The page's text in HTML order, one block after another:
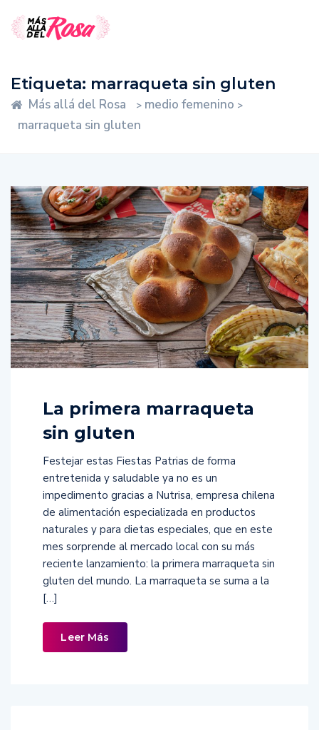
Etiqueta: marraqueta sin gluten
Más allá del Rosa > medio femenino >
marraqueta sin gluten
La primera marraqueta
sin gluten
Festejar estas Fiestas Patrias de forma
entretenida y saludable ya no es un
impedimento gracias a Nutrisa, empresa chilena
de alimentación especializada en productos
naturales y para dietas especiales, que en este
mes sorprende al mercado local con su más
reciente lanzamiento: la primera marraqueta sin
gluten del mundo. La marraqueta se suma a la
[…]
Leer Más